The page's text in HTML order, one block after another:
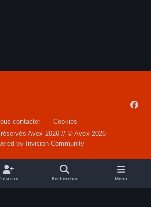
a
o
k
contacter
Cookies
réservés Avex 2026 // © Avex 2026
by Invision Community
Rechercher Menu